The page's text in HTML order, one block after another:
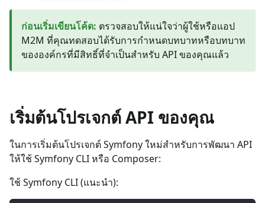
ก่อนเริ่มเขียนโค้ด: ตรวจสอบให้แน่ใจว่าผู้ใช้หรือแอป
M2M ที่คุณทดสอบได้รับการกำหนดบทบาทหรือบทบาท
ขององค์กรที่มีสิทธิ์ที่จำเป็นสำหรับ API ของคุณแล้ว
เริ่มต้นโปรเจกต์ API ของคุณ
ในการเริ่มต้นโปรเจกต์ Symfony ใหม่สำหรับการพัฒนา API
ให้ใช้ Symfony CLI หรือ Composer:
ใช้ Symfony CLI (แนะนำ):